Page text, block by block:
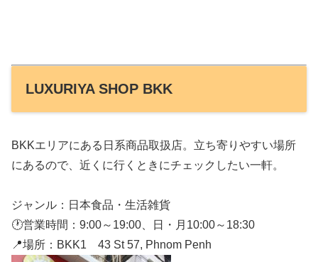
LUXURIYA SHOP BKK
BKKエリアにある日系商品取扱店。立ち寄りやすい場所
にあるので、近くに行くときにチェックしたい一軒。
ジャンル：日本食品・生活雑貨
🕐営業時間：9:00～19:00、日・月10:00～18:30
📍場所：BKK1 43 St 57, Phnom Penh